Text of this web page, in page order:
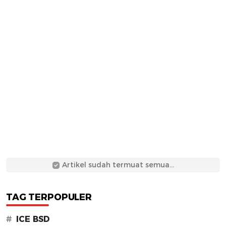
Artikel sudah termuat semua...
TAG TERPOPULER
#
ICE BSD